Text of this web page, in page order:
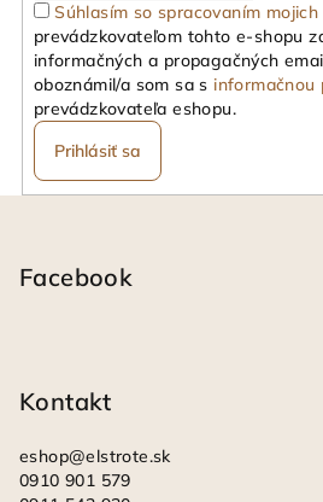
Súhlasím so spracovaním
prevádzkovateľom tohto e-shopu
informačných a propagačných
oboznámil/a som sa s informačnou
prevádzkovateľa eshopu.
Prihlásiť sa
Facebook
Kontakt
eshop@elstrote.sk
0910 901 579